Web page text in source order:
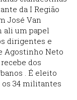
da I Região
José Van
ali um papel
dirigentes e
Agostinho Neto
dos
. É eleito
34 militantes